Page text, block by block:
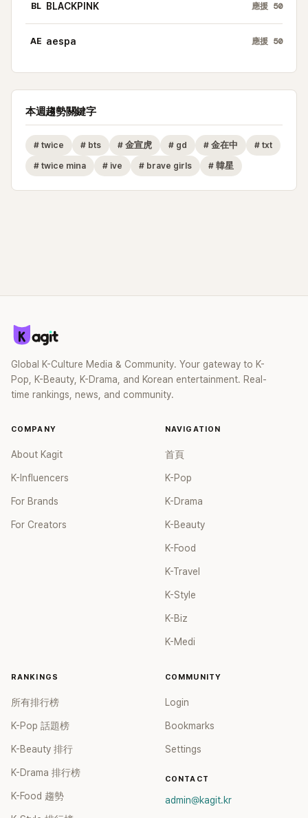
BL BLACKPINK 應援 50
AE aespa 應援 50
本週趨勢關鍵字
# twice # bts # 金宣虎 # gd # 金在中 # txt
# twice mina # ive # brave girls # 韓星
Global K-Culture Media & Community. Your gateway to K-
Pop, K-Beauty, K-Drama, and Korean entertainment. Real-
time rankings, news, and community.
COMPANY
About Kagit
K-Influencers
For Brands
For Creators
NAVIGATION
首頁
K-Pop
K-Drama
K-Beauty
K-Food
K-Travel
K-Style
K-Biz
K-Medi
RANKINGS
所有排行榜
K-Pop 話題榜
K-Beauty 排行
K-Drama 排行榜
K-Food 趨勢
COMMUNITY
Login
Bookmarks
Settings
CONTACT
admin@kagit.kr